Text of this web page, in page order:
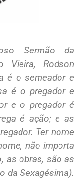
Sermão da
Vieira, Rodson
é o semeador e
é o pregador e
e o pregador é
é ação; e as
Ter nome
não importa
as obras, são as
da Sexagésima).